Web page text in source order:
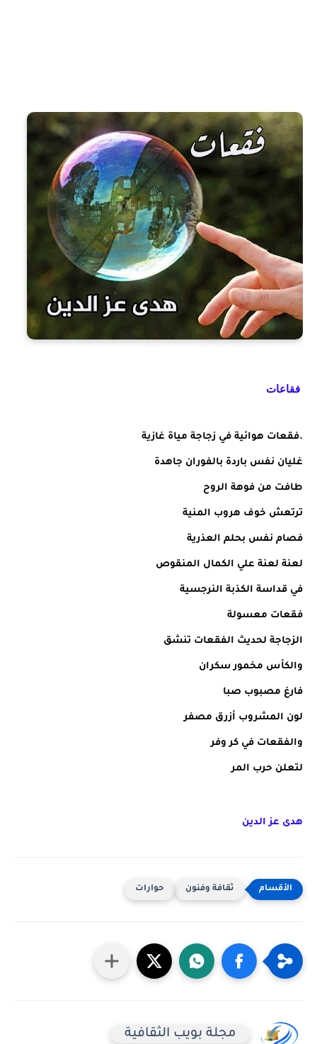
فقاعات
.فقعات هوائية في زجاجة مياة غازية
غليان نفس باردة بالفوران جاهدة
طافت من فوهة الروح
ترتعش خوف هروب المنية
فصام نفس بحلم العذرية
لعنة لعنة علي الكمال المنقوص
في قداسة الكذبة النرجسية
فقعات معسولة
الزجاجة لحديث الفقعات تنشق
والكأس مخمور سكران
فارغ مصبوب صبا
لون المشروب أزرق مصفر
والفقعات في كر وفر
لتعلن حرب المر
هدى عز الدين
ثقافة وفنون حوارات
مجلة بويب الثقافية